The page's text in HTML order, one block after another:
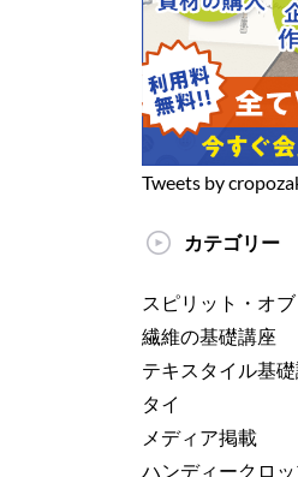
Tweets by
カテゴリー
スピリット・オ
繊維の基礎講座
テキスタイル基
タイ
メディア掲載
ハンディークロ